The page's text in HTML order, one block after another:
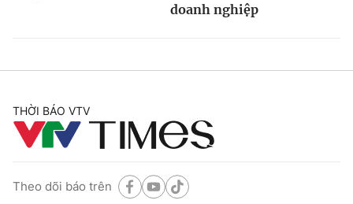
doanh nghiệp
THỜI BÁO VTV
Theo dõi báo trên